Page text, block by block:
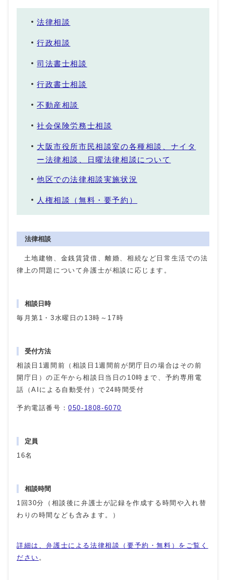
法律相談
行政相談
司法書士相談
行政書士相談
不動産相談
社会保険労務士相談
大阪市役所市民相談室の各種相談、ナイタ
ー法律相談、日曜法律相談について
他区での法律相談実施状況
人権相談（無料・要予約）
法律相談
土地建物、金銭賃貸借、離婚、相続など日常生活での法
律上の問題について弁護士が相談に応じます。
相談日時
毎月第1・3水曜日の13時～17時
受付方法
相談日1週間前（相談日1週間前が閉庁日の場合はその前
開庁日）の正午から相談日当日の10時まで、予約専用電
話（AIによる自動受付）で24時間受付
予約電話番号：050-1808-6070
定員
16名
相談時間
1回30分（相談後に弁護士が記録を作成する時間や入れ替
わりの時間なども含みます。）
詳細は、弁護士による法律相談（要予約・無料）をご覧く
ださい 。